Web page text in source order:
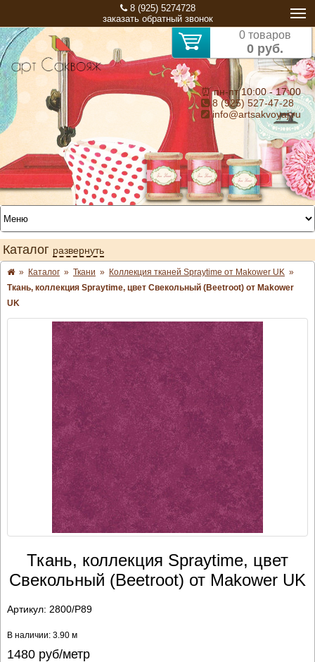
8 (925) 5274728
заказать обратный звонок
0 товаров
0 руб.
⏰ пн-пт 10:00 - 17:00
8 (925) 527-47-28
info@artsakvoyaj.ru
Каталог развернуть
» Каталог » Ткани » Коллекция тканей Spraytime от Makower UK »
Ткань, коллекция Spraytime, цвет Свекольный (Beetroot) от Makower
UK
Ткань, коллекция Spraytime, цвет
Свекольный (Beetroot) от Makower UK
Артикул: 2800/P89
В наличии: 3.90 м
1480руб/метр